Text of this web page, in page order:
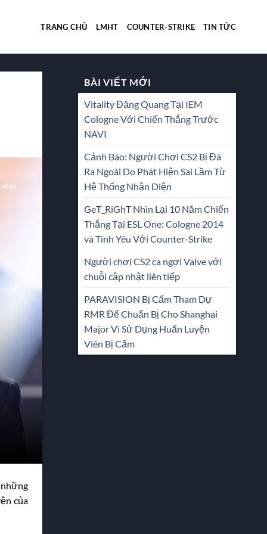
TRANG CHỦ LMHT COUNTER-STRIKE TIN TỨC
của
BÀI VIẾT MỚI
Vitality Đăng Quang Tại IEM
Cologne Với Chiến Thắng Trước
NAVI
Cảnh Báo: Người Chơi CS2 Bị Đá
Ra Ngoài Do Phát Hiện Sai Lầm Từ
Hệ Thống Nhận Diện
GeT_RiGhT Nhìn Lại 10 Năm Chiến
Thắng Tại ESL One: Cologne 2014
và Tình Yêu Với Counter-Strike
Người chơi CS2 ca ngợi Valve với
chuỗi cập nhật liên tiếp
PARAVISION Bị Cấm Tham Dự
RMR Để Chuẩn Bị Cho Shanghai
Major Vì Sử Dụng Huấn Luyện
Viên Bị Cấm